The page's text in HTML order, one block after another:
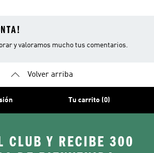
y valoramos mucho tus comentarios.
Volver arriba
Tu carrito (0)
CLUB Y RECIBE 300